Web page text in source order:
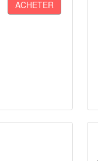
ACHETER